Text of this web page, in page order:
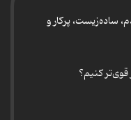
ساده‌زیست، پرکار و